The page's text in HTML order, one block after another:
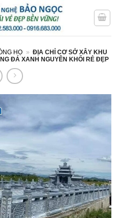
HỌ » ĐỊA CHỈ CƠ SỞ XÂY KHU
ĐÁ XANH NGUYÊN KHỐI RẺ ĐẸP